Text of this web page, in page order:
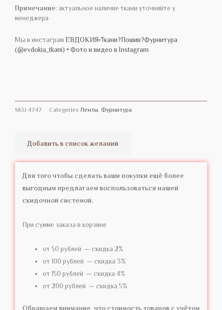
Примечание: актуальное наличие ткани уточняйте у
менеджера
Мы в инстаграм ЕВДОКИЯ▫️Ткани?Пошив?Фурнитура
(@evdokia_tkani) • Фото и видео в Instagram
SKU 4747 Categories Ленты, Фурнитура
Добавить в список желаний
Для того чтобы сделать ваши покупки ещё более
выгодным предлагаем воспользоваться нашей
скидочной системой.
При сумме заказа в корзине
от 50 рублей — скидка 2%
от 100 рублей — скидка 3%
от 150 рублей — скидка 4%
от 200 рублей — скидка 5%
Обращаем внимание, что стоимость товаров с учётом